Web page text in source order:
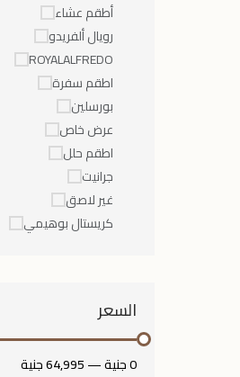
أطقم عشاء
رويال ألفريدو
ROYALALFREDO
اطقم سفرة
بورسلين
عرض خاص
اطقم حلل
جرانيت
غير لاصق
كريستال بوهيمي
السعر
0 جنية —64,995 جنية